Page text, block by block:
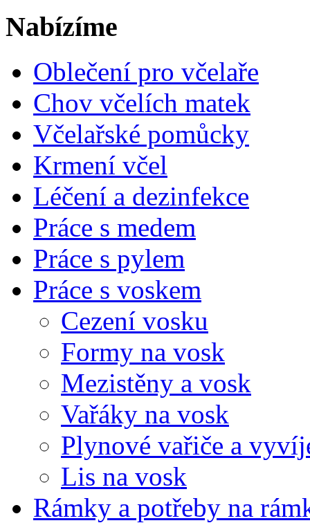
Nabízíme
Oblečení pro včelaře
Chov včelích matek
Včelařské pomůcky
Krmení včel
Léčení a dezinfekce
Práce s medem
Práce s pylem
Práce s voskem
Cezení vosku
Formy na vosk
Mezistěny a vosk
Vařáky na vosk
Plynové vařiče a
Lis na vosk
Rámky a potřeby na